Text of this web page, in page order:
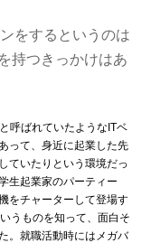
をするというのは
持つきっかけはあ
呼ばれていたようなITベ
って、身近に起業した先
ていたりという環境だっ
生起業家のパーティー
をチャーターして登場す
うものを知って、面白そ
。就職活動時にはメガバ